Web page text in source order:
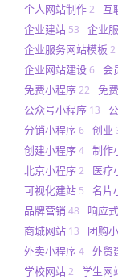
个人网站制作2 互
企业建站 53 企业
企业服务网站模板 2
企业网站建设6 会
免费小程序22 免
公众号小程序 13
分销小程序6 创业
创建小程序4 制作
北京小程序2 医疗
可视化建站 5 名片
品牌营销 48 响应
商城网站 13 团购
外卖小程序4 外贸
学校网站2 学生网